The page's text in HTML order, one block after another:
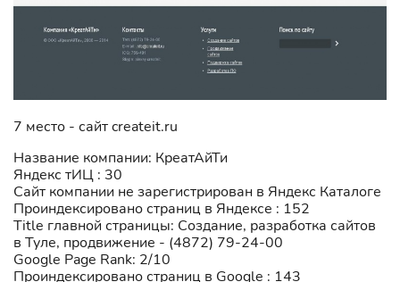
7 место - сайт createit.ru
Название компании: КреатАйТи
Яндекс тИЦ : 30
Сайт компании не зарегистрирован в Яндекс Каталоге
Проиндексировано страниц в Яндексе : 152
Title главной страницы: Создание, разработка сайтов
в Туле, продвижение - (4872) 79-24-00
Google Page Rank: 2/10
Проиндексировано страниц в Google : 143